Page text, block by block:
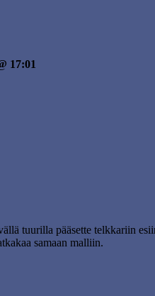
17:01
tuurilla pääsette telkkariin
samaan malliin.